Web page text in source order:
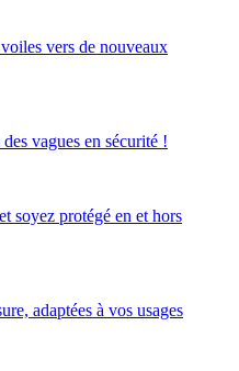
vers de nouveaux
vagues en sécurité !
soyez protégé en et hors
adaptées à vos usages